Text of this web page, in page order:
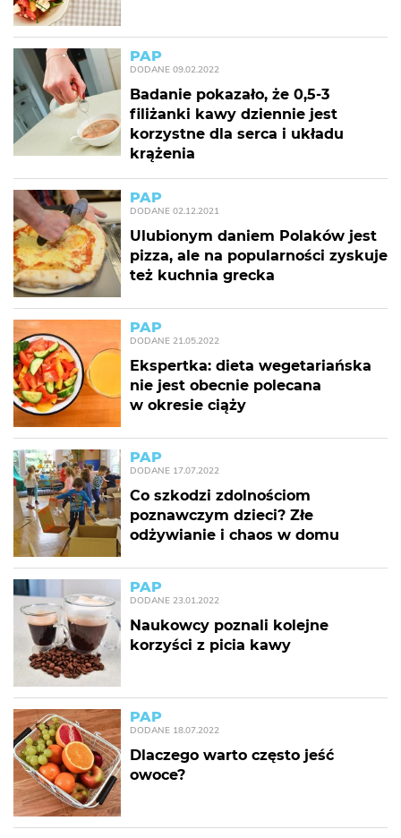
PAP
DODANE 09.02.2022
Badanie pokazało, że 0,5-3
filiżanki kawy dziennie jest
korzystne dla serca i układu
krążenia
PAP
DODANE 02.12.2021
Ulubionym daniem Polaków jest
pizza, ale na popularności zyskuje
też kuchnia grecka
PAP
DODANE 21.05.2022
Ekspertka: dieta wegetariańska
nie jest obecnie polecana
w okresie ciąży
PAP
DODANE 17.07.2022
Co szkodzi zdolnościom
poznawczym dzieci? Złe
odżywianie i chaos w domu
PAP
DODANE 23.01.2022
Naukowcy poznali kolejne
korzyści z picia kawy
PAP
DODANE 18.07.2022
Dlaczego warto często jeść
owoce?